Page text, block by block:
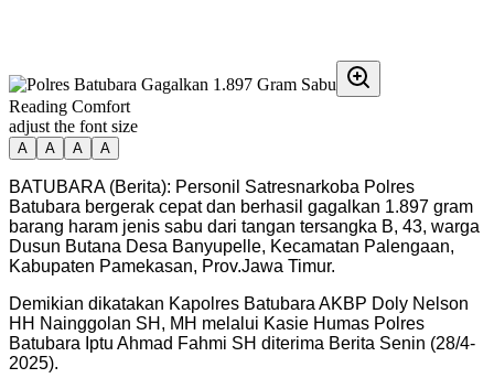
Reading Comfort
adjust the font size
A A A A
BATUBARA (Berita): Personil Satresnarkoba Polres
Batubara bergerak cepat dan berhasil gagalkan 1.897 gram
barang haram jenis sabu dari tangan tersangka B, 43, warga
Dusun Butana Desa Banyupelle, Kecamatan Palengaan,
Kabupaten Pamekasan, Prov.Jawa Timur.
Demikian dikatakan Kapolres Batubara AKBP Doly Nelson
HH Nainggolan SH, MH melalui Kasie Humas Polres
Batubara Iptu Ahmad Fahmi SH diterima Berita Senin (28/4-
2025).